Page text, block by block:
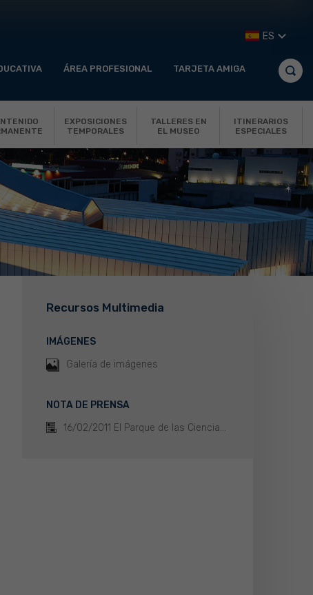
ÁREA PROFESIONAL TARJETA AMIGA
ES
EXPOSICIONES
TEMPORALES
TALLERES EN
EL MUSEO
ITINERARIOS
ESPECIALES
Recursos Multimedia
IMÁGENES
Galería de imágenes
NOTA DE PRENSA
16/02/2011 El Parque de las Ciencia...